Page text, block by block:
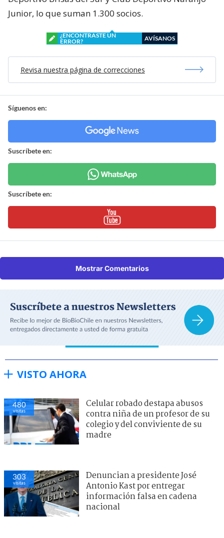
Junior, lo que suman 1.300 socios.
¿ENCONTRASTE UN
ERROR?
AVÍSANOS
Revisa nuestra página de correcciones
Síguenos en:
Suscríbete en:
Suscríbete en:
Mostrar Comentarios
VISTO AHORA
480
visitas
Celular robado destapa abusos
contra niña de un profesor de su
colegio y del conviviente de su
madre
303
visitas
Denuncian a presidente José
Antonio Kast por entregar
información falsa en cadena
nacional